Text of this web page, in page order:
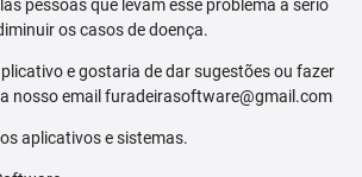
pessoas que levam esse problema a sério
os casos de doença.
e gostaria de dar sugestões ou fazer
nosso email furadeirasoftware@gmail.com
aplicativos e sistemas.